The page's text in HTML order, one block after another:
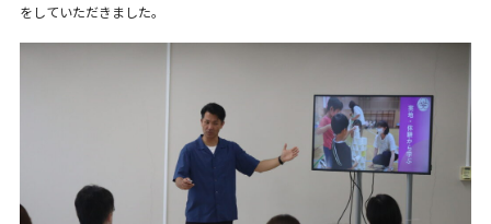
をしていただきました。